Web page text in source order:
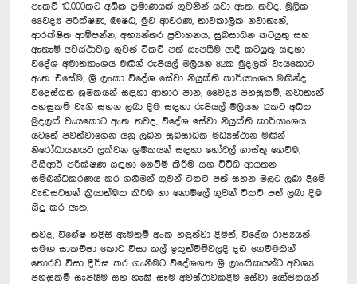
පැකට් 10,000කට අධික ප්‍රමාණයක් ගුවනින් යවා ඇත. තවද, මූලික
වෛද්‍ය පරීක්ෂණ, ඖෂධ, මුව ආවරණ, තාවකාලික නවාතැන්,
ආරක්ෂිත ආම්පන්න, අභ්‍යන්තර ප්‍රවාහනය, සුබසාධන කටයුතු සහ
ඇතැම් අවස්ථාවල ගුවන් ටිකට් පත් සැපයීම ආදී කටයුතු සඳහා
විදේශ අමාත්‍යාංශය මඟින් රුපියල් මිලියන 82ක මුදලක් වැයකොට
ඇත. එසේම, ශ්‍රී ලංකා විදේශ සේවා නියුක්ති කාර්යාංශය මඟින්ද
විදෙස්ගත ශ්‍රමිකයන් සඳහා ආහාර පාන, වෛද්‍ය පහසුකම්, නවාතැන්
පහසුකම් වැනි සහන ලබා දීම සඳහා රුපියල් මිලියන 12කට අධික
මුදලක් වැයකොට ඇත. තවද, විදේශ සේවා නියුක්ති කාර්යාංශය
යටතේ පවත්වාගෙන යනු ලබන සුබසාධක මධ්‍යස්ථාන මඟින්
නිරෝධායනයට ලක්වන ශ්‍රමිකයන් සඳහා හෝටල් ගාස්තු ගෙවීම,
පීසීආර් පරීක්ෂණ සඳහා ගෙවීම් කිරීම සහ විවිධ ආයතන
සම්බන්ධීකරණය කර ගනිමින් ගුවන් ටිකට් පත් සහන මිලට ලබා දීමේ
වැඩසටහන් ක්‍රියාත්මක කිරීම හා නොමිලේ ගුවන් ටිකට් පත් ලබා දීම
සිදු කර ඇත.
තවද, විශේෂ හදිසි ඇමතුම් අංක හඳුන්වා දීමත්, විදේශ රාජ්‍යයන්
සමඟ සාකච්ඡා කොට වීසා කල් ඉකුත්වීම්වලදී දඩ ගෙවීමකින්
තොරව වීසා දීර්ඝ කර ගැනීමට විදේශගත ශ්‍රී ලාංකිකයන්ට අවශ්‍ය
පහසුකම් සැපයීම සහ හැකි සෑම අවස්ථාවකදීම සේවා යෝජකයන්